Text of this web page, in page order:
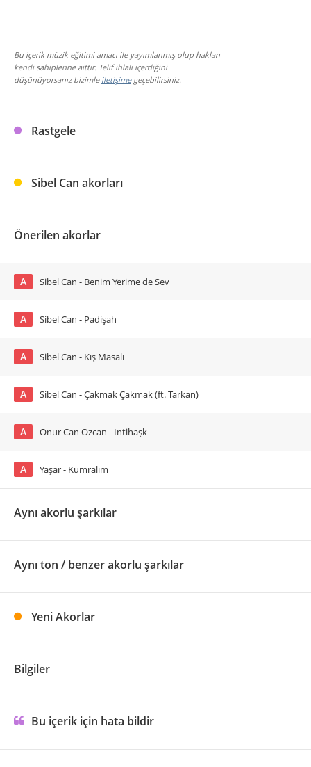
Bu içerik müzik eğitimi amacı ile yayımlanmış olup hakları
kendi sahiplerine aittir. Telif ihlali içerdiğini
düşünüyorsanız bizimle iletişimegeçebilirsiniz.
Rastgele
Sibel Can akorları
Önerilen akorlar
A Sibel Can - Benim Yerime de Sev
A Sibel Can - Padişah
A Sibel Can - Kış Masalı
A Sibel Can - Çakmak Çakmak (ft. Tarkan)
A Onur Can Özcan - İntihaşk
A Yaşar - Kumralım
Aynı akorlu şarkılar
Aynı ton / benzer akorlu şarkılar
Yeni Akorlar
Bilgiler
Bu içerik için hata bildir